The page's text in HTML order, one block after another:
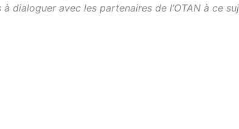
à dialoguer avec les partenaires de l’OTAN à ce